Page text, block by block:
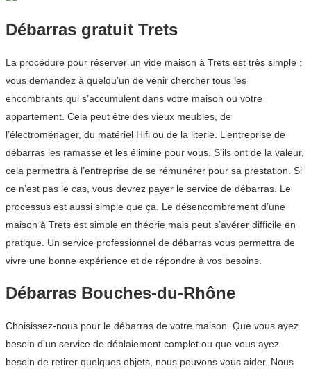
Débarras gratuit Trets
La procédure pour réserver un vide maison à Trets est très simple :
vous demandez à quelqu’un de venir chercher tous les
encombrants qui s’accumulent dans votre maison ou votre
appartement. Cela peut être des vieux meubles, de
l’électroménager, du matériel Hifi ou de la literie. L’entreprise de
débarras les ramasse et les élimine pour vous. S’ils ont de la valeur,
cela permettra à l’entreprise de se rémunérer pour sa prestation. Si
ce n’est pas le cas, vous devrez payer le service de débarras. Le
processus est aussi simple que ça. Le désencombrement d’une
maison à Trets est simple en théorie mais peut s’avérer difficile en
pratique. Un service professionnel de débarras vous permettra de
vivre une bonne expérience et de répondre à vos besoins.
Débarras Bouches-du-Rhône
Choisissez-nous pour le débarras de votre maison. Que vous ayez
besoin d’un service de déblaiement complet ou que vous ayez
besoin de retirer quelques objets, nous pouvons vous aider. Nous